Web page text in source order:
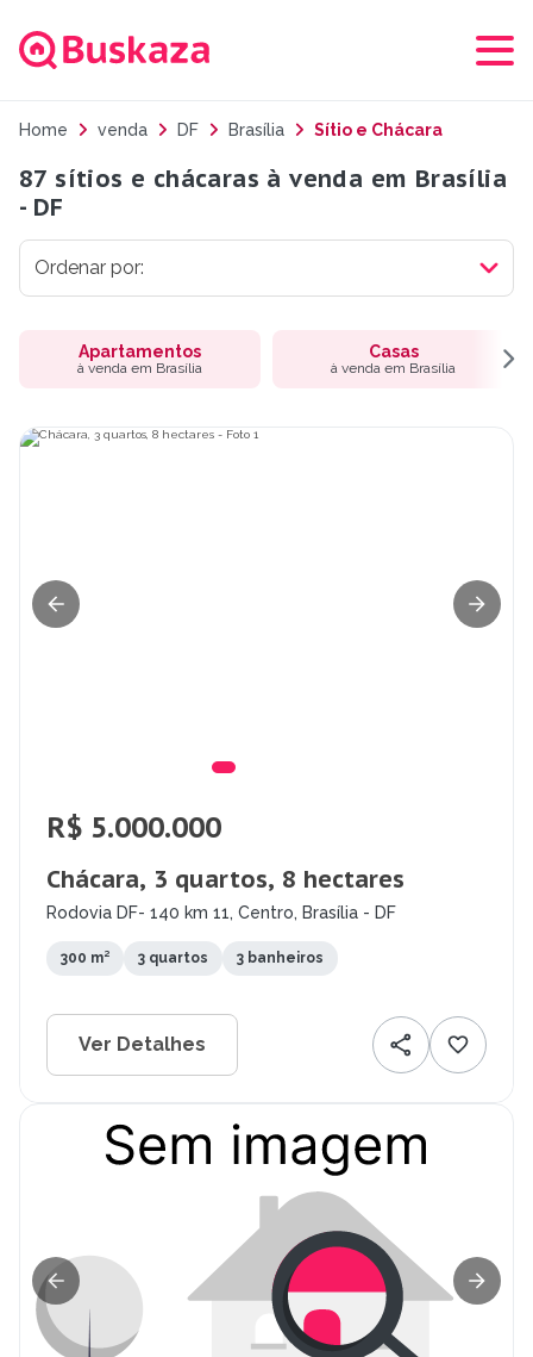
Home venda DF Brasília Sítio e Chácara
87 sítios e chácaras à venda em Brasília
- DF
Apartamentos
à venda em Brasília
Casas
à venda em Brasília
R$ 5.000.000
Chácara, 3 quartos, 8 hectares
Rodovia DF- 140 km 11, Centro, Brasília - DF
300 m² 3 quartos 3 banheiros
Ver Detalhes